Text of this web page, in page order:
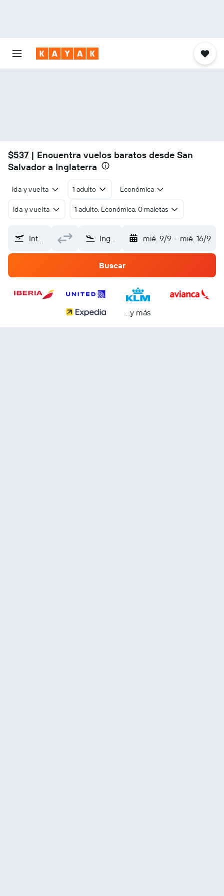
$537 | Encuentra vuelos baratos desde San
Salvador a Inglaterra
Ida y vuelta 1 adulto Económica
Ida y vuelta 1 adulto, Económica, 0 maletas
Internacional de El Salvador (SAL) Inglaterra mié. 9/9 - mié. 16/9
Buscar
...y más